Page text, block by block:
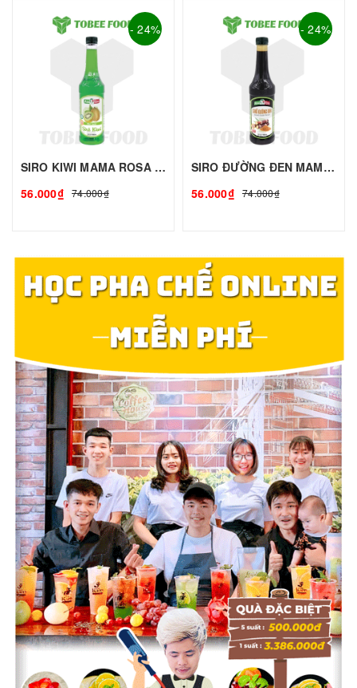
- 24%
SIRO KIWI MAMA ROSA - 700ml | Siro Syrup Làm Trà Trái Cây, Trà Sữa - TOBEE FOOD
56.000₫ 74.000₫
- 24%
SIRO ĐƯỜNG ĐEN MAMA ROSA - 700ml | Siro Syrup Làm Trà Trái Cây, Trà Sữa - TOBEE FOOD
56.000₫ 74.000₫